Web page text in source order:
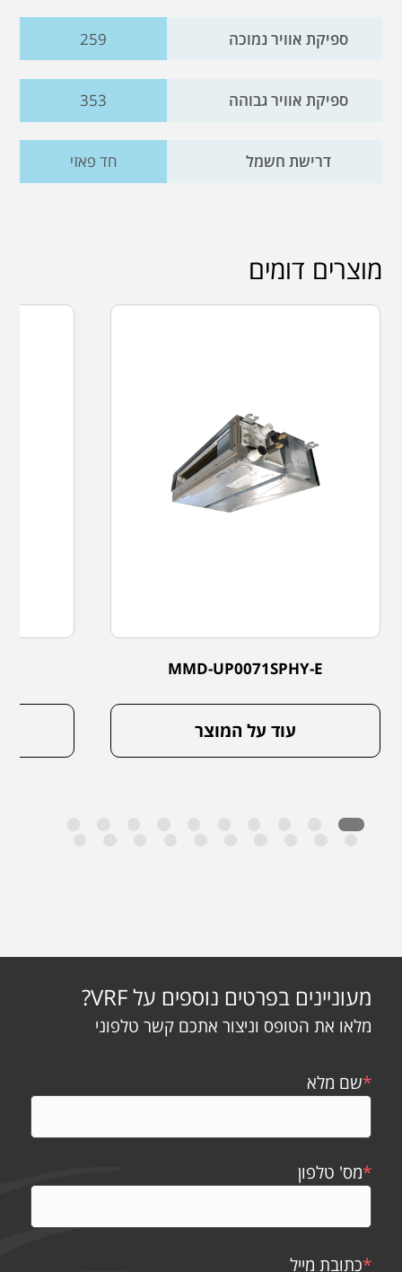
ספיקת אוויר נמוכה 259
ספיקת אוויר גבוהה 353
דרישת חשמל חד פאזי
מוצרים דומים
MMD-UP0071SPHY-E
עוד על המוצר
מעוניינים בפרטים נוספים על VRF?
מלאו את הטופס וניצור אתכם קשר טלפוני
*שם מלא
*מס' טלפון
*כתובת מייל